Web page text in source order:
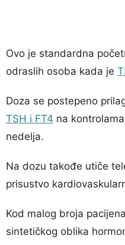
Ovo je standardna
odraslih osoba kada je
Doza se postepeno
TSH i FT4 na
nedelja.
Na dozu takođe utiče
prisustvo
Kod malog broja
sintetičkog oblika